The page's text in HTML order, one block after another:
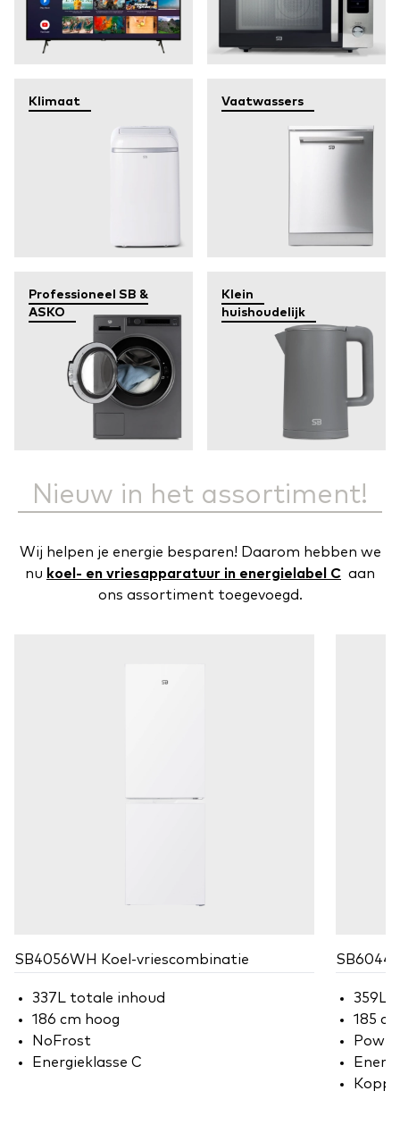
Klimaat Vaatwassers
Professioneel SB &
ASKO
Klein
huishoudelijk
Nieuw in het assortiment!
Wij helpen je energie besparen! Daarom hebben we
nu koel- en vriesapparatuur in energielabel C aan
ons assortiment toegevoegd.
SB4056WH Koel-vriescombinatie
337L totale inhoud
186 cm hoog
NoFrost
Energieklasse C
359L
185